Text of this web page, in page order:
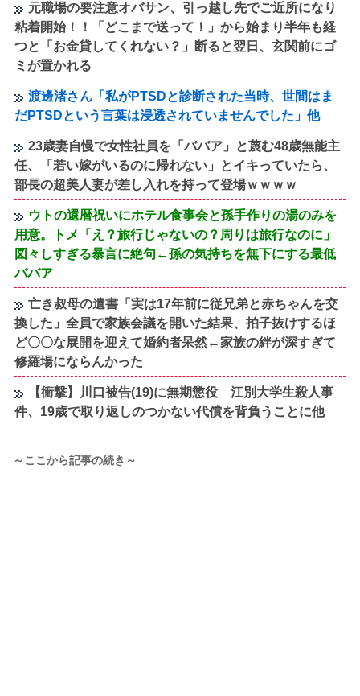
元職場の要注意オバサン、引っ越し先でご近所になり
粘着開始！！「どこまで送って！」から始まり半年も経
つと「お金貸してくれない？」断ると翌日、玄関前にゴ
ミが置かれる
渡邊渚さん「私がPTSDと診断された当時、世間はま
だPTSDという言葉は浸透されていませんでした」他
23歳妻自慢で女性社員を「ババア」と蔑む48歳無能主
任、「若い嫁がいるのに帰れない」とイキっていたら、
部長の超美人妻が差し入れを持って登場ｗｗｗｗ
ウトの還暦祝いにホテル食事会と孫手作りの湯のみを
用意。トメ「え？旅行じゃないの？周りは旅行なのに」
図々しすぎる暴言に絶句←孫の気持ちを無下にする最低
ババア
亡き叔母の遺書「実は17年前に従兄弟と赤ちゃんを交
換した」全員で家族会議を開いた結果、拍子抜けするほ
ど〇〇な展開を迎えて婚約者呆然←家族の絆が深すぎて
修羅場にならんかった
【衝撃】川口被告(19)に無期懲役 江別大学生殺人事
件、19歳で取り返しのつかない代償を背負うことに他
～ここから記事の続き～